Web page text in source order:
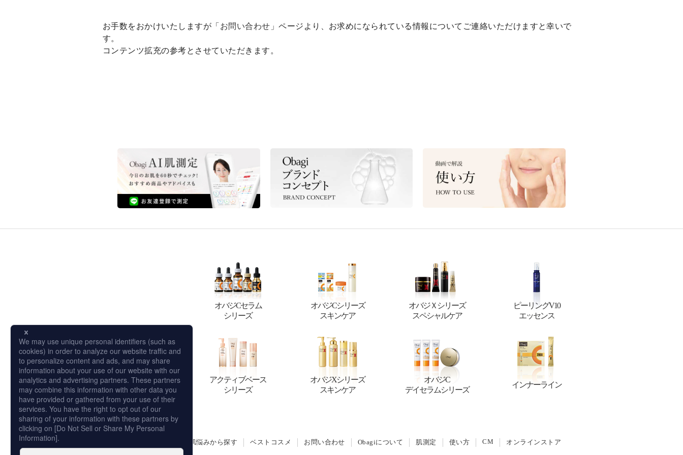
お手数をおかけいたしますが「 お問い合わせ 」ページより、お求めになられている情報についてご連絡いただけますと幸いで
す。
コンテンツ拡充の参考とさせていただきます。
オバジCセラム
シリーズ
オバジCシリーズ
スキンケア
オバジＸシリーズ
スペシャルケア
ピーリングV10
エッセンス
アクティブベース
シリーズ
オバジXシリーズ
スキンケア
オバジC
デイセラムシリーズ
インナーライン
肌悩みから探す ベストコスメ お問い合わせ Obagiについて 肌測定 使い方 CM オンラインストア